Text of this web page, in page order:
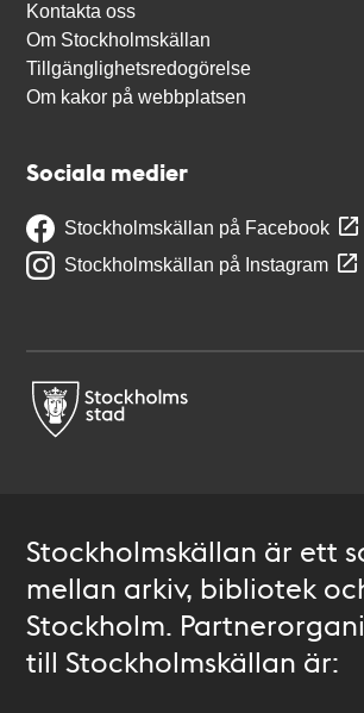
Kontakta oss
Om Stockholmskällan
Tillgänglighetsredogörelse
Om kakor på webbplatsen
Sociala medier
Stockholmskällan på Facebook
Stockholmskällan på Instagram
Stockholmskällan är ett
mellan arkiv, bibliotek
Stockholm.
till Stockholmskällan är: